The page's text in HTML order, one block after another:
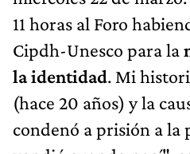
11 horas al Foro
Cipdh-Unesco para la
la identidad. Mi
(hace 20 años) y la
condenó a prisión a la